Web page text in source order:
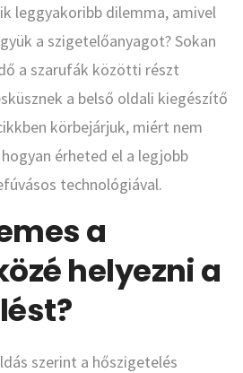
leggyakoribb dilemma, amivel
a szigetelőanyagot? Sokan
a szarufák közötti részt
a belső oldali kiegészítő
körbejárjuk, miért nem
érheted el a legjobb
technológiával.
a
helyezni a
szerint a hőszigetelés